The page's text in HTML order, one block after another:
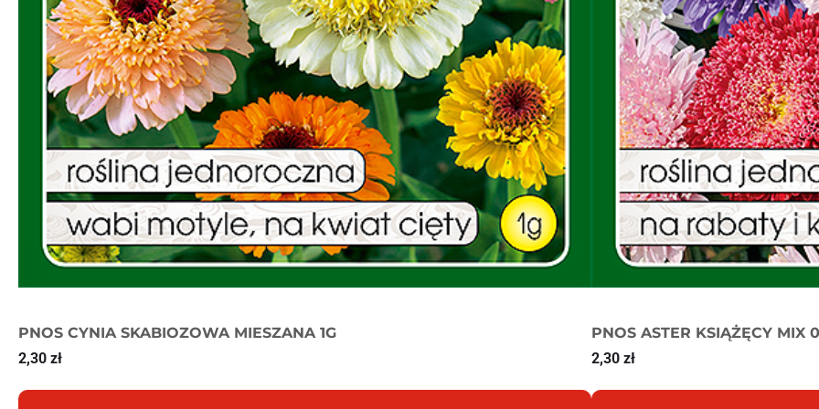
PNOS CYNIA SKABIOZOWA MIESZANA 1G
2,30 zł
PNOS ASTER KSIĄŻĘCY MIX
2,30 zł